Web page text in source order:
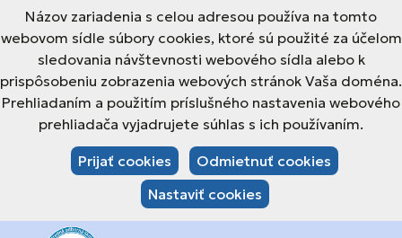
Názov zariadenia s celou adresou používa na tomto
webovom sídle súbory cookies, ktoré sú použité za účelom
sledovania návštevnosti webového sídla alebo k
prispôsobeniu zobrazenia webových stránok Vaša doména.
Prehliadaním a použitím príslušného nastavenia webového
prehliadača vyjadrujete súhlas s ich používaním.
Prijať cookies
Odmietnuť cookies
Nastaviť cookies